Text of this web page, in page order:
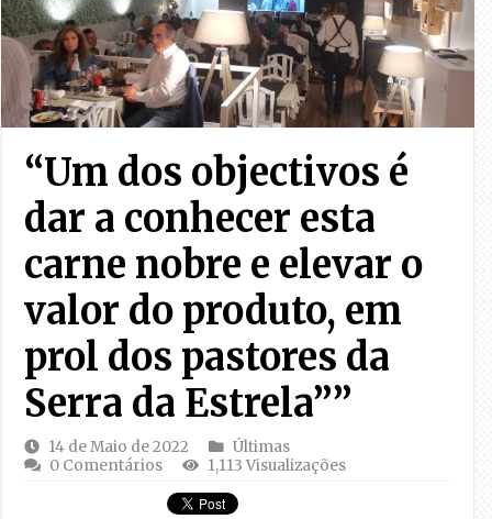
“Um dos objectivos é
dar a conhecer esta
carne nobre e elevar o
valor do produto, em
prol dos pastores da
Serra da Estrela””
14 de Maio de 2022
Últimas
0 Comentários
1,113 Visualizações